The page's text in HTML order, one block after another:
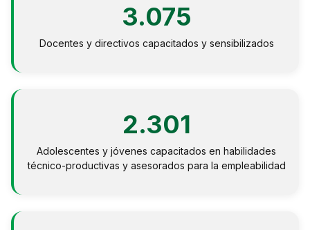
3.075
Docentes y directivos capacitados y sensibilizados
2.301
Adolescentes y jóvenes capacitados en habilidades
técnico-productivas y asesorados para la empleabilidad